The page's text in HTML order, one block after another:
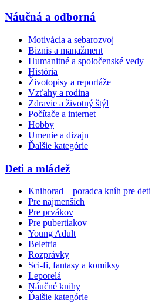
Náučná a odborná
Motivácia a sebarozvoj
Biznis a manažment
Humanitné a spoločenské vedy
História
Životopisy a reportáže
Vzťahy a rodina
Zdravie a životný štýl
Počítače a internet
Hobby
Umenie a dizajn
Ďalšie kategórie
Deti a mládež
Knihorad – poradca kníh pre deti
Pre najmenších
Pre prvákov
Pre pubertiakov
Young Adult
Beletria
Rozprávky
Sci-fi, fantasy a komiksy
Leporelá
Náučné knihy
Ďalšie kategórie